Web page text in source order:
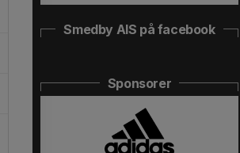
Smedby AIS på facebook
Sponsorer